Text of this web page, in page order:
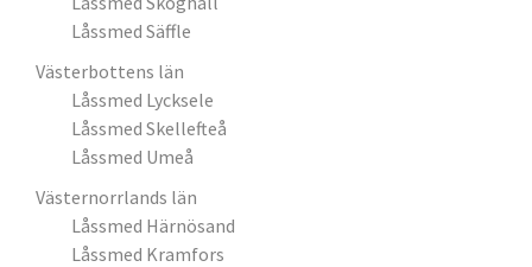
Låssmed Säffle
Västerbottens län
Låssmed Lycksele
Låssmed Skellefteå
Låssmed Umeå
Västernorrlands län
Låssmed Härnösand
Låssmed Kramfors